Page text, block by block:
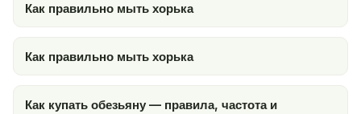
Как правильно мыть хорька
Как правильно мыть хорька
Как купать обезьяну — правила, частота и